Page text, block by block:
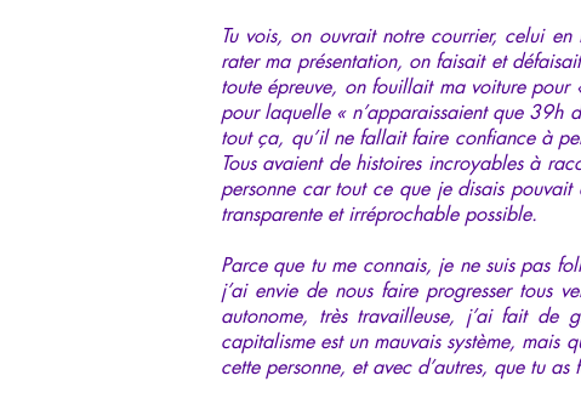
Tu vois, on ouvrait notre courrier, celui
rater ma présentation, on faisait et
toute épreuve, on fouillait ma voiture pour
pour laquelle « n’apparaissaient que 39h
tout ça, qu’il ne fallait faire confiance à
Tous avaient de histoires incroyables à
personne car tout ce que je disais pouvait
transparente et irréprochable possible.
Parce que tu me connais, je ne suis pas
j’ai envie de nous faire progresser tous
autonome, très travailleuse, j’ai fait de
capitalisme est un mauvais système, mais
cette personne, et avec d’autres, que tu